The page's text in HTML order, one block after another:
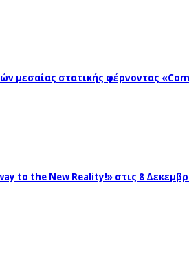
μεσαίας στατικής φέρνοντας
to the New Reality!» στις 8